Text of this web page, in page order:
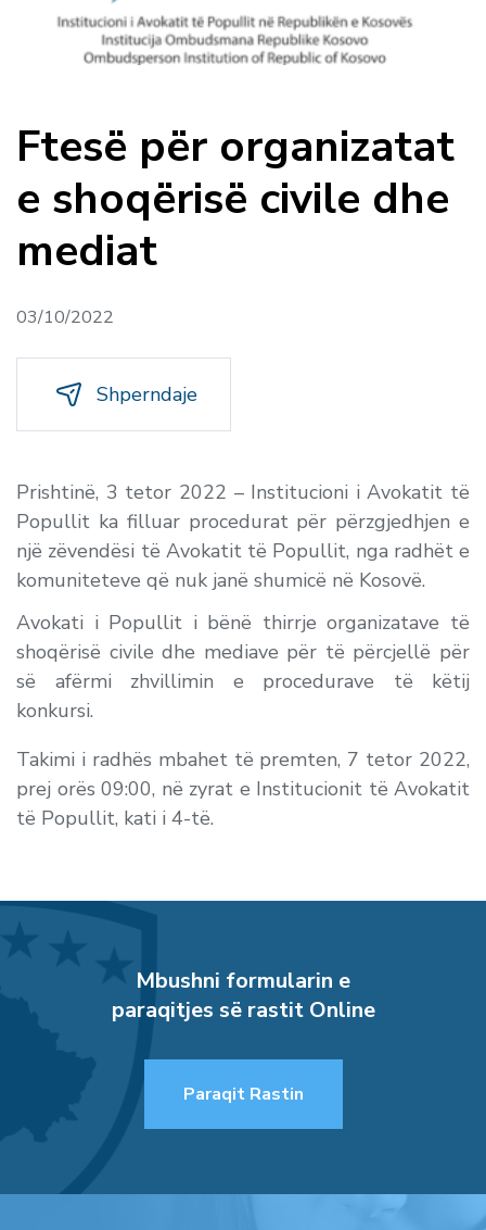
Ftesë për organizatat
e shoqërisë civile dhe
mediat
03/10/2022
Shperndaje
Prishtinë, 3 tetor 2022 – Institucioni i Avokatit të
Popullit ka filluar procedurat për përzgjedhjen e
një zëvendësi të Avokatit të Popullit, nga radhët e
komuniteteve që nuk janë shumicë në Kosovë.
Avokati i Popullit i bënë thirrje organizatave të
shoqërisë civile dhe mediave për të përcjellë për
së afërmi zhvillimin e procedurave të këtij
konkursi.
Takimi i radhës mbahet të premten, 7 tetor 2022,
prej orës 09:00, në zyrat e Institucionit të Avokatit
të Popullit, kati i 4-të.
Mbushni formularin e
paraqitjes së rastit Online
Paraqit Rastin